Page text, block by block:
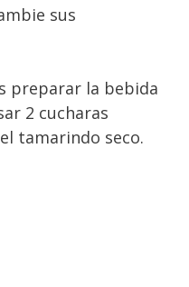
sus
preparar la bebida
2 cucharas
tamarindo seco.